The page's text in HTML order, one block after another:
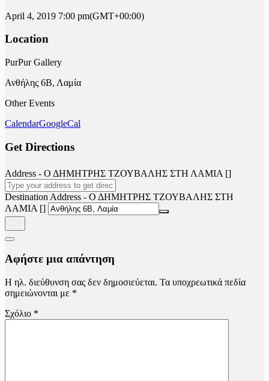
April 4, 2019 7:00 pm(GMT+00:00)
Location
PurPur Gallery
Ανθήλης 6Β, Λαμία
Other Events
CalendarGoogleCal
Get Directions
Address - Ο ΔΗΜΗΤΡΗΣ ΤΖΟΥΒΑΛΗΣ ΣΤΗ ΛΑΜΙΑ []
Destination Address - Ο ΔΗΜΗΤΡΗΣ ΤΖΟΥΒΑΛΗΣ ΣΤΗ
ΛΑΜΙΑ []
Αφήστε μια απάντηση
Η ηλ. διεύθυνση σας δεν δημοσιεύεται. Τα υποχρεωτικά πεδία
σημειώνονται με *
Σχόλιο *